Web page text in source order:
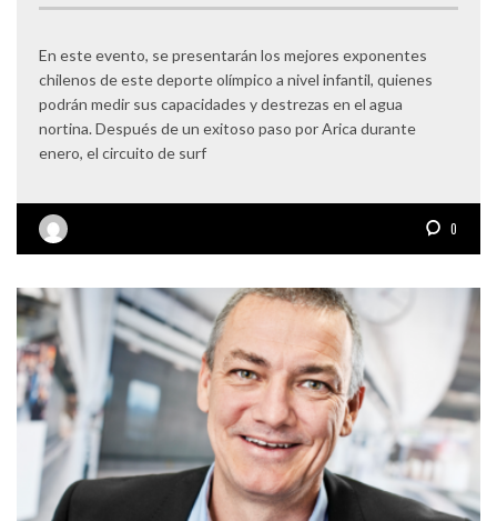
En este evento, se presentarán los mejores exponentes
chilenos de este deporte olímpico a nivel infantil, quienes
podrán medir sus capacidades y destrezas en el agua
nortina. Después de un exitoso paso por Arica durante
enero, el circuito de surf
0